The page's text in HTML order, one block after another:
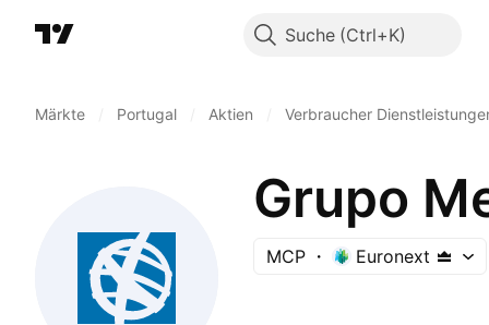
Suche
Märkte Portugal Aktien Verbraucher
Grupo
MCP Euronext